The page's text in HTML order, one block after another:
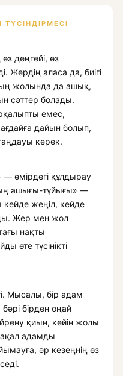
деңгейі, өз
Жердің аласа да, биігі
жолында да ашық,
сәттер болады.
емес,
дайын болып,
керек.
— өмірдегі құлдырау
ашығы-тұйығы» —
кейде жеңіл, кейде
Жер мен жол
нақты
өте түсінікті
Мысалы, бір адам
бірден оңай
қиын, кейін жолы
адамды
әр кезеңнің өз